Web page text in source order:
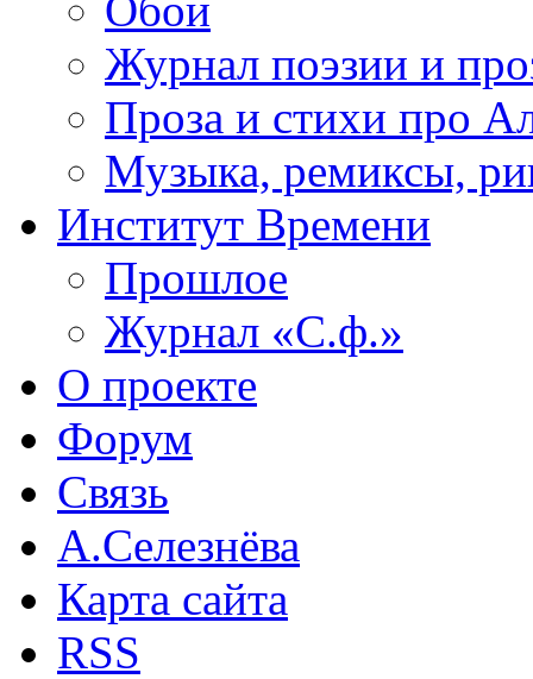
Журнал поэзии и
Проза и стихи про
Музыка, ремиксы,
Институт Времени
Прошлое
Журнал «С.ф.»
О проекте
Форум
Связь
А.Селезнёва
Карта сайта
RSS